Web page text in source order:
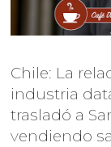
Chile: La
industria
trasladó a
vendiendo